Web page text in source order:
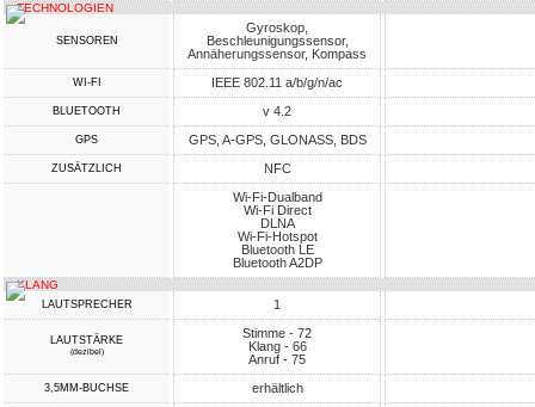
TECHNOLOGIEN
SENSOREN
Gyroskop,
Beschleunigungssensor,
Annäherungssensor, Kompass
WI-FI IEEE 802.11 a/b/g/n/ac
BLUETOOTH v 4.2
GPS GPS, A-GPS, GLONASS, BDS
ZUSÄTZLICH
NFC
Wi-Fi-Dualband
Wi-Fi Direct
DLNA
Wi-Fi-Hotspot
Bluetooth LE
Bluetooth A2DP
KLANG
LAUTSPRECHER 1
LAUTSTÄRKE
(dezibel)
Stimme - 72
Klang - 66
Anruf - 75
3,5MM-BUCHSE erhältlich